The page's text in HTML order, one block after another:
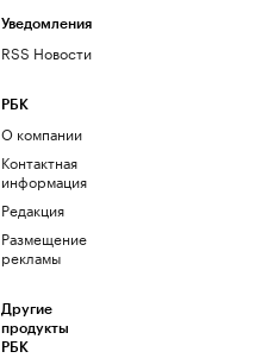
Уведомления
RSS Новости
РБК
О компании
Контактная
информация
Редакция
Размещение
рекламы
Другие
продукты
РБК